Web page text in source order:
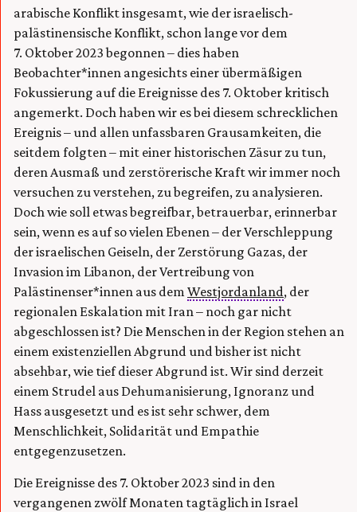
arabische Konflikt insgesamt, wie der israelisch-
palästinensische Konflikt, schon lange vor dem
7. Oktober 2023 begonnen – dies haben
Beobachter*innen angesichts einer übermäßigen
Fokussierung auf die Ereignisse des 7. Oktober kritisch
angemerkt. Doch haben wir es bei diesem schrecklichen
Ereignis – und allen unfassbaren Grausamkeiten, die
seitdem folgten – mit einer historischen Zäsur zu tun,
deren Ausmaß und zerstörerische Kraft wir immer noch
versuchen zu verstehen, zu begreifen, zu analysieren.
Doch wie soll etwas begreifbar, betrauerbar, erinnerbar
sein, wenn es auf so vielen Ebenen – der Verschleppung
der israelischen Geiseln, der Zerstörung Gazas, der
Invasion im Libanon, der Vertreibung von
Palästinenser*innen aus demWestjordanland, der
regionalen Eskalation mit Iran – noch gar nicht
abgeschlossen ist? Die Menschen in der Region stehen an
einem existenziellen Abgrund und bisher ist nicht
absehbar, wie tief dieser Abgrund ist. Wir sind derzeit
einem Strudel aus Dehumanisierung, Ignoranz und
Hass ausgesetzt und es ist sehr schwer, dem
Menschlichkeit, Solidarität und Empathie
entgegenzusetzen.
Die Ereignisse des 7. Oktober 2023 sind in den
vergangenen zwölf Monaten tagtäglich in Israel